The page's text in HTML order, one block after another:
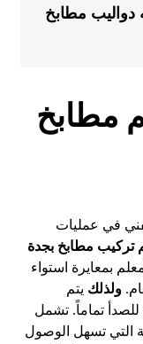
دواليب مطابخ
مطابخ
في عمليات
تركيب مطابخ بجدة
بمعايرة استواء
ولذلك يتم
للصدأ تماماً. تشمل
التي تسهل الوصول